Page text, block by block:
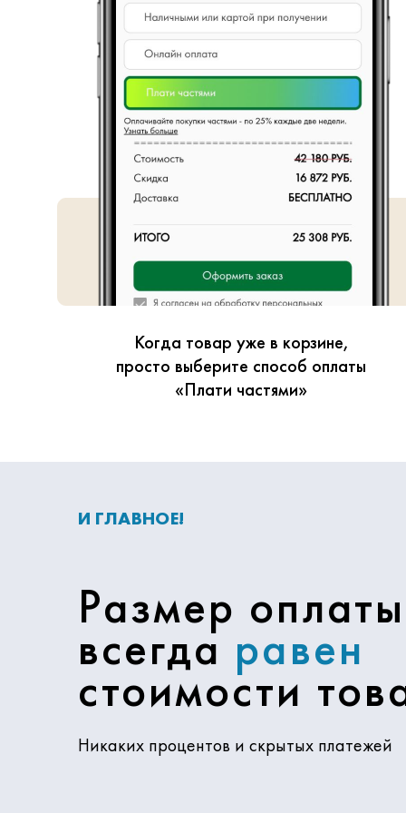
Когда товар уже в корзине,
просто выберите способ оплаты
«Плати частями»
И ГЛАВНОЕ!
Размер оплаты
всегда равен
стоимости
Никаких процентов и скрытых платежей